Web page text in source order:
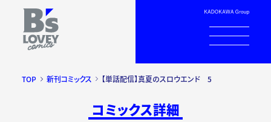
TOP 新刊コミックス 【単話配信】真夏のスロウエンド 5
コミックス詳細